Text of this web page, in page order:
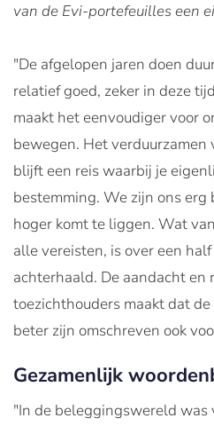
van de Evi-portefeuilles een
"De afgelopen jaren doen
relatief goed, zeker in deze
maakt het eenvoudiger voor
bewegen. Het
blijft een reis waarbij je
bestemming. We zijn ons
hoger komt te liggen. Wat
alle vereisten, is over een
achterhaald. De aandacht en
toezichthouders maakt dat
beter zijn omschreven ook
Gezamenlijk
"In de beleggingswereld was